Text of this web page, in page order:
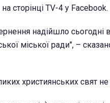
сторінці TV-4 у Facebook.
надійшло сьогодні
міської ради", –
християнських свят